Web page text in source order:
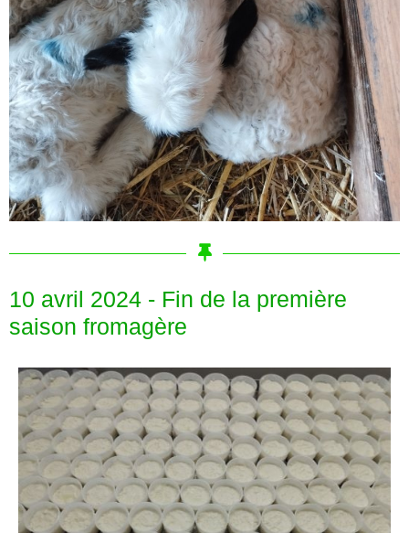
10 avril 2024 - Fin de la première
saison fromagère